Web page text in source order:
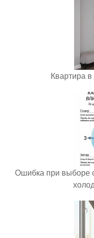
Квартира
Ошибка при выборе